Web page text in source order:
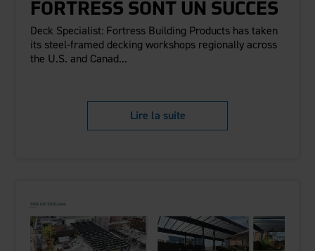
FORTRESS SONT UN SUCCÈS
Deck Specialist: Fortress Building Products has taken
its steel-framed decking workshops regionally across
the U.S. and Canad...
Lire la suite